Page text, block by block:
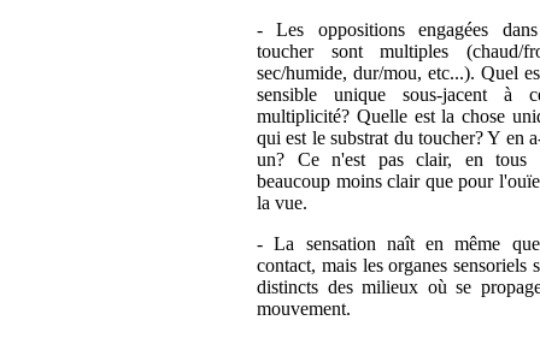
- Les oppositions engagées
toucher sont multiples (chaud/
sec/humide, dur/mou, etc...). Quel
sensible unique sous-jacent à
multiplicité? Quelle est la chose
qui est le substrat du toucher? Y en
un? Ce n'est pas clair, en tous
beaucoup moins clair que pour
la vue.
- La sensation naît en même
contact, mais les organes sensoriels
distincts des milieux où se
mouvement.